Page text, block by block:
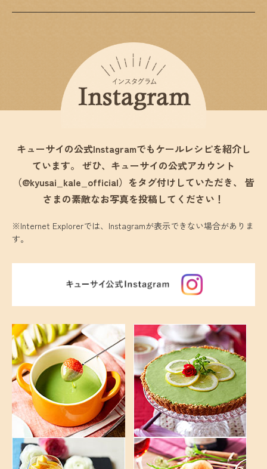
キューサイの公式Instagramでもケールレシピを紹介し
ています。 ぜひ、キューサイの公式アカウント
（@kyusai_kale_official）をタグ付けしていただき、 皆
さまの素敵なお写真を投稿してください！
※Internet Explorerでは、Instagramが表示できない場合がありま
す。